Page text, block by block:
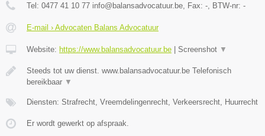
Tel: 0477 41 10 77 info@balansadvocatuur.be , Fax: - , BTW-nr: -
E-mail › Advocaten Balans Advocatuur
Website: https://www.balansadvocatuur.be Screenshot ▼
Steeds tot uw dienst. www.balansadvocatuur.be Telefonisch
bereikbaar ▼
Diensten: Strafrecht, Vreemdelingenrecht, Verkeersrecht, Huurrecht
Er wordt gewerkt op afspraak.